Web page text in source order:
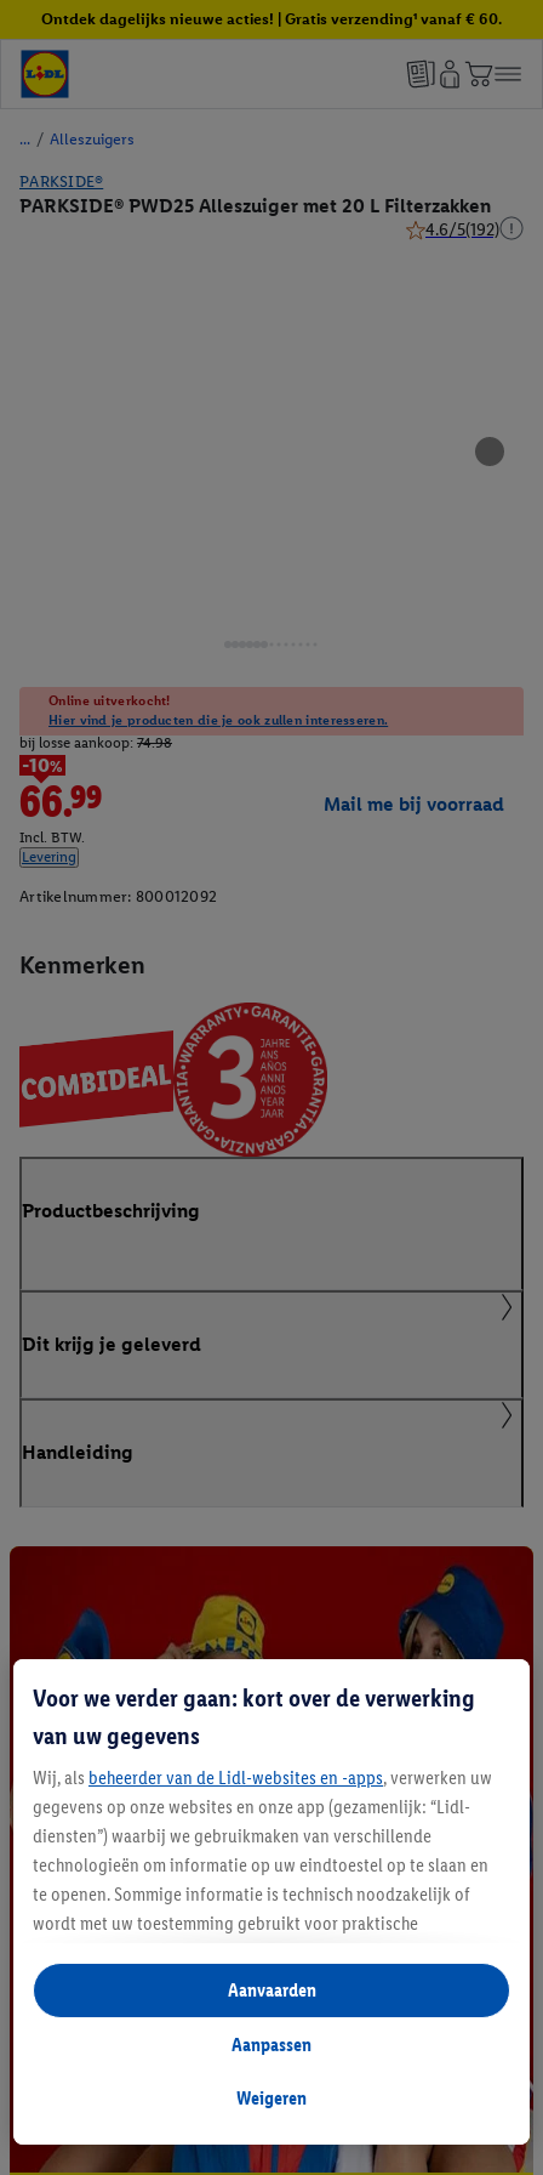
Ontdek dagelijks nieuwe acties! | Gratis verzending¹ vanaf € 60.
/ Alleszuigers
PARKSIDE®
PARKSIDE® PWD25 Alleszuiger met 20 L Filterzakken
4.6/5(192)
Kenmerken
Online uitverkocht!
Hier vind je producten die je ook zullen interesseren.
bij losse aankoop: 74.98
-10%
66.99
Incl. BTW.
Levering
Mail me bij voorraad
Artikelnummer: 800012092
Productbeschrijving
Dit krijg je geleverd
Handleiding
Voor we verder gaan: kort over de verwerking
van uw gegevens
Wij, als beheerder van de Lidl-websites en -apps, verwerken uw
gegevens op onze websites en onze app (gezamenlijk: “Lidl-
diensten”) waarbij we gebruikmaken van verschillende
technologieën om informatie op uw eindtoestel op te slaan en
te openen. Sommige informatie is technisch noodzakelijk of
wordt met uw toestemming gebruikt voor praktische
reclame binnen en buiten de Lidl-diensten aan te bieden. Als u
deelneemt aan het Lidl Plus-programma, worden voor deze
doeleinden eveneens gegevens over uw koopgedrag in de
Als u hier uw toestemming geeft voor gepersonaliseerde
of inlogt op uw bestaande Lidl Plus-account, kunnen wij en
Weigeren
Aanpassen
Aanvaarden